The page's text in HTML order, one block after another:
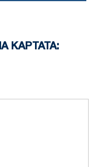
КАРТАТА: